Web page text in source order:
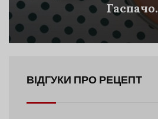
Гаспачо.
ВІДГУКИ ПРО РЕЦЕПТ